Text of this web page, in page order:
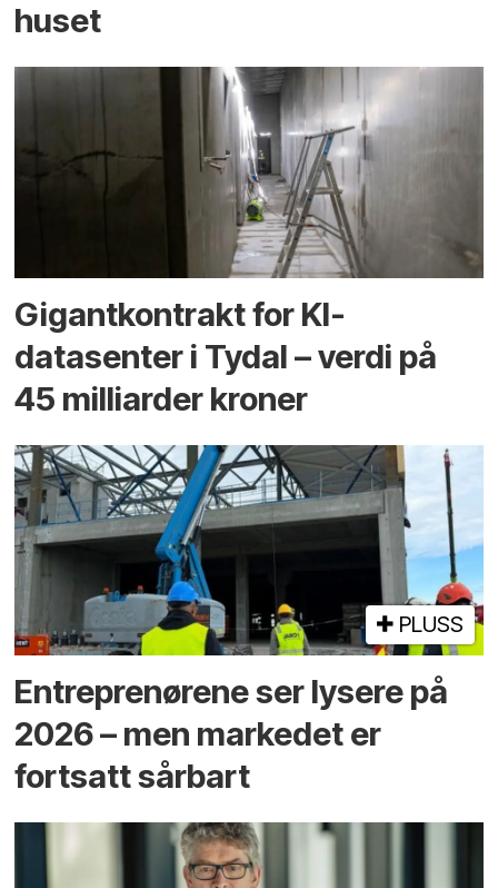
huset
Gigantkontrakt for KI-
datasenter i Tydal – verdi på
45 milliarder kroner
PLUSS
Entreprenørene ser lysere på
2026 – men markedet er
fortsatt sårbart